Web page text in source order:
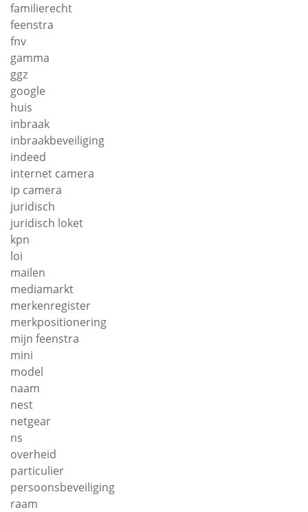
familierecht
feenstra
fnv
gamma
ggz
google
huis
inbraak
inbraakbeveiliging
indeed
internet camera
ip camera
juridisch
juridisch loket
kpn
loi
mailen
mediamarkt
merkenregister
merkpositionering
mijn feenstra
mini
model
naam
nest
netgear
ns
overheid
particulier
persoonsbeveiliging
raam